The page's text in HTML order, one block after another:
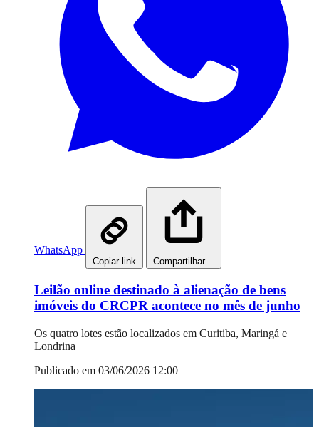
WhatsApp
Copiar link Compartilhar…
Leilão online destinado à alienação de bens
imóveis do CRCPR acontece no mês de junho
Os quatro lotes estão localizados em Curitiba, Maringá e
Londrina
Publicado em 03/06/2026 12:00